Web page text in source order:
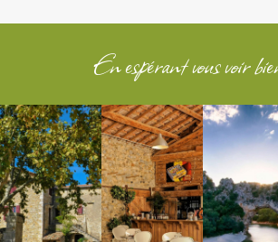
En espérant vous voir